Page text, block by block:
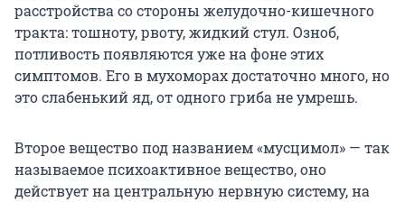
расстройства со стороны желудочно-кишечного
тракта: тошноту, рвоту, жидкий стул. Озноб,
потливость появляются уже на фоне этих
симптомов. Его в мухоморах достаточно много, но
это слабенький яд, от одного гриба не умрешь.
Второе вещество под названием «мусцимол» — так
называемое психоактивное вещество, оно
действует на центральную нервную систему, на